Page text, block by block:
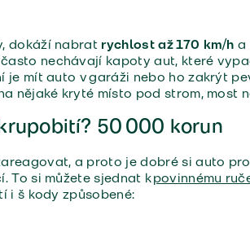
dokáží nabrat rychlost až 170 km/h a
nechávají kapoty aut, které
je mít auto v garáži nebo ho zakrýt
nějaké kryté místo pod strom, most
50 000 korun
a proto je dobré si auto
To si můžete sjednat kpovinnému
i š kody způsobené: